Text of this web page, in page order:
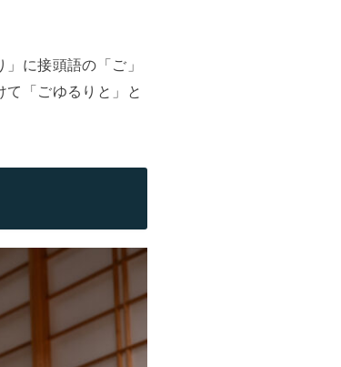
に接頭語の「ご」
「ごゆるりと」と